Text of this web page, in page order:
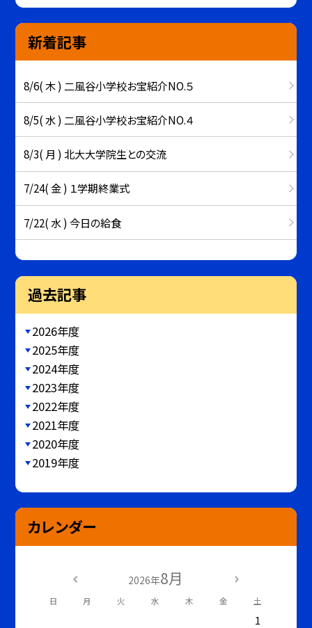
新着記事
8/6( 木 ) 二風谷小学校お宝紹介NO.５
8/5( 水 ) 二風谷小学校お宝紹介NO.４
8/3( 月 ) 北大大学院生との交流
7/24( 金 ) １学期終業式
7/22( 水 ) 今日の給食
過去記事
2026年度
2025年度
2024年度
2023年度
2022年度
2021年度
2020年度
2019年度
カレンダー
2026年8月
日 月 火 水 木 金 土
1